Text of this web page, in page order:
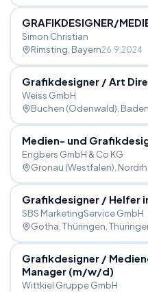
GRAFIKDESIGNER/
Simon Christian
Rimsting , Bayern26.9.2024
Grafikdesigner /Art
Weiss GmbH
Buchen (Odenwald) ,
Medien- und
Engbers GmbH & Co KG
Gronau (Westfalen) ,
Grafikdesigner /Helfer
SBS MarketingService GmbH
Gotha, Thüringen ,
Grafikdesigner /
Manager (m/w/d)
Wittkiel Gruppe GmbH